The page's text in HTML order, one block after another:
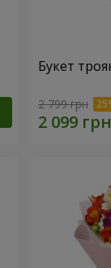
Букет
2 799 грн